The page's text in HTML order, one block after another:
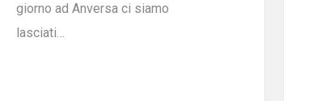
giorno ad Anversa ci siamo
lasciati…